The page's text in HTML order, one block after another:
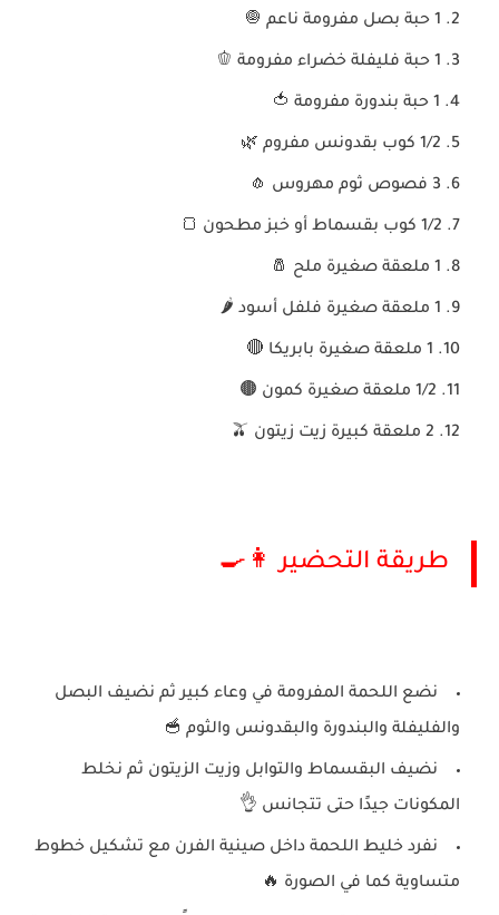
1 حبة بصل مفرومة ناعم 🧅
1 حبة فليفلة خضراء مفرومة 🫑
1 حبة بندورة مفرومة 🍅
1/2 كوب بقدونس مفروم 🌿
3 فصوص ثوم مهروس 🧄
1/2 كوب بقسماط أو خبز مطحون 🍞
1 ملعقة صغيرة ملح 🧂
1 ملعقة صغيرة فلفل أسود 🌶️
1 ملعقة صغيرة بابريكا 🔴
1/2 ملعقة صغيرة كمون 🟤
2 ملعقة كبيرة زيت زيتون 🫒
طريقة التحضير 👩‍🍳
نضع اللحمة المفرومة في وعاء كبير ثم نضيف البصل
والفليفلة والبندورة والبقدونس والثوم 🥣
نضيف البقسماط والتوابل وزيت الزيتون ثم نخلط
المكونات جيدًا حتى تتجانس 👌
نفرد خليط اللحمة داخل صينية الفرن مع تشكيل خطوط
متساوية كما في الصورة 🔥